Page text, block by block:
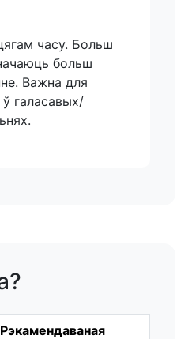
часу. Больш
больш
Важна для
галасавых/
Рэкамендаваная